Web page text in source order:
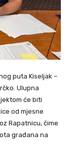
puta Kiseljak –
Ulupna
će biti
od mjesne
Rapatnicu, čime
građana na